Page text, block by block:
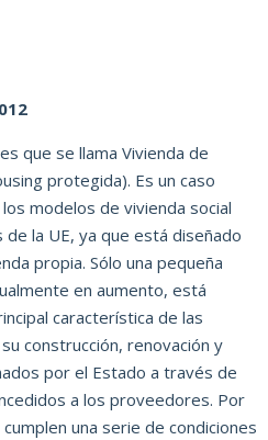
que se llama Vivienda de
protegida). Es un caso
modelos de vivienda social
la UE, ya que está diseñado
propia. Sólo una pequeña
en aumento, está
característica de las
construcción, renovación y
por el Estado a través de
a los proveedores. Por
una serie de condiciones